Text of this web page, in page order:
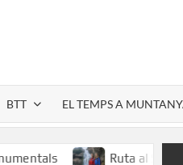
BTT EL TEMPS A
Ruta al Salt de Sallent: